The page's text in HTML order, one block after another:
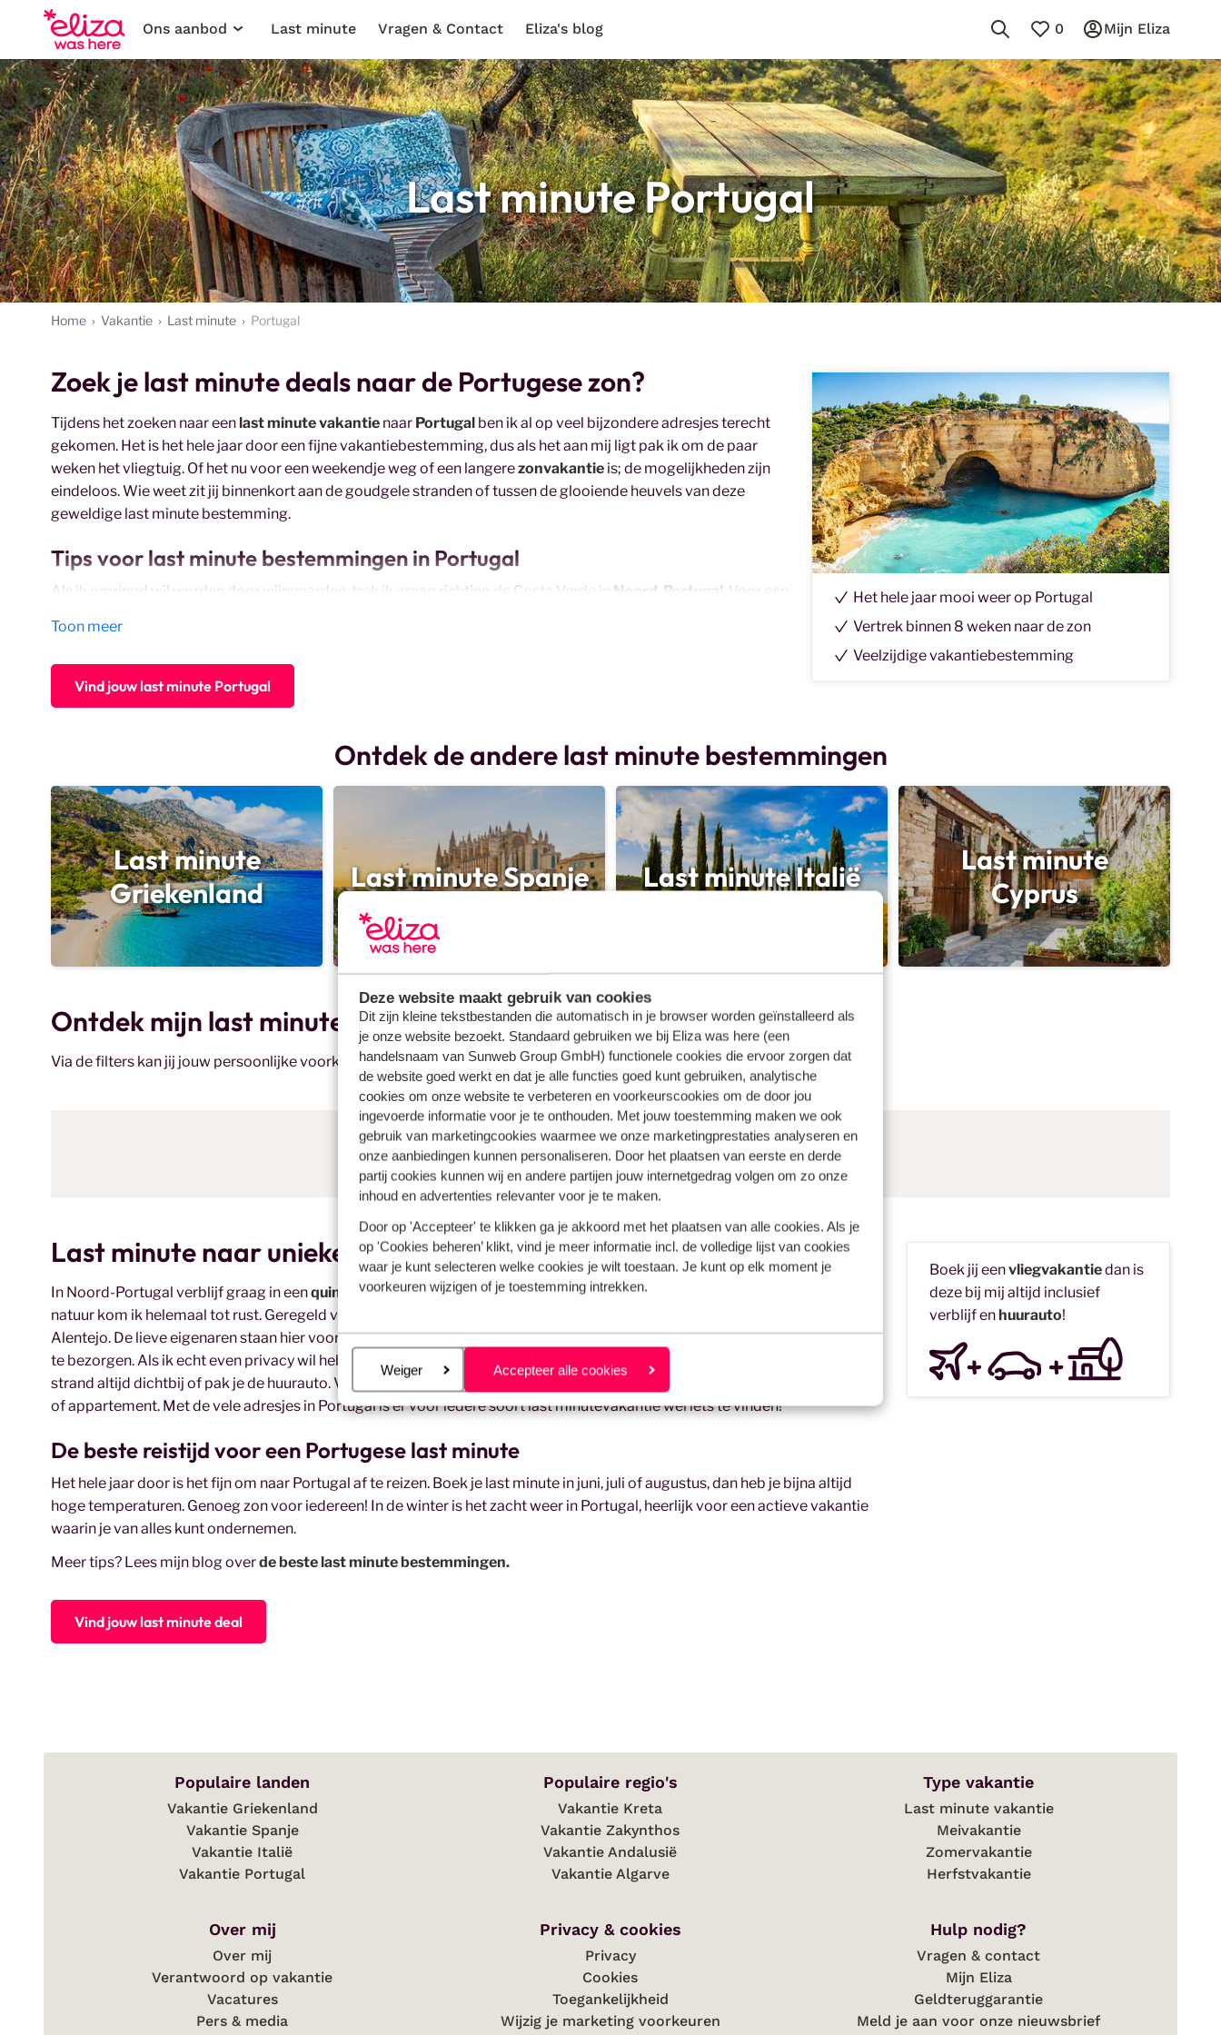
Deze website maakt gebruik van cookies
Dit zijn kleine tekstbestanden die automatisch in je browser worden geïnstalleerd als
je onze website bezoekt. Standaard gebruiken we bij Eliza was here (een
handelsnaam van Sunweb Group GmbH) functionele cookies die ervoor zorgen dat
de website goed werkt en dat je alle functies goed kunt gebruiken, analytische
cookies om onze website te verbeteren en voorkeurscookies om de door jou
ingevoerde informatie voor je te onthouden. Met jouw toestemming maken we ook
gebruik van marketingcookies waarmee we onze marketingprestaties analyseren en
onze aanbiedingen kunnen personaliseren. Door het plaatsen van eerste en derde
partij cookies kunnen wij en andere partijen jouw internetgedrag volgen om zo onze
inhoud en advertenties relevanter voor je te maken.
Door op 'Accepteer' te klikken ga je akkoord met het plaatsen van alle cookies. Als je
op 'Cookies beheren’ klikt, vind je meer informatie incl. de volledige lijst van cookies
waar je kunt selecteren welke cookies je wilt toestaan. Je kunt op elk moment je
voorkeuren wijzigen of je toestemming intrekken.
Beheren
Weiger Accepteer alle cookies
Ons aanbod
Last minute Vragen & Contact Eliza's blog 0 Mijn Eliza
Last minute Portugal
Home Vakantie Last minute Portugal
Zoek je last minute deals naar de Portugese zon?
Tijdens het zoeken naar eenlast minute vakantie naar Portugal ben ik al op veel bijzondere adresjes terecht
gekomen. Het is het hele jaar door een fijne vakantiebestemming, dus als het aan mij ligt pak ik om de paar
weken het vliegtuig. Of het nu voor een weekendje weg of een langerezonvakantie is; de mogelijkheden zijn
eindeloos. Wie weet zit jij binnenkort aan de goudgele stranden of tussen de glooiende heuvels van deze
geweldige last minute bestemming.
Tips voor last minute bestemmingen in Portugal
Als ik omringd wil worden door wijngaarden, trek ik graag richting de Costa Verde in Noord-Portugal . Voor een
grotere steden zoals Lissabon. Voor een strandvakantie is een
genieten van het eilandleven, dan ga ik voor een
en ruimte vanAlentejozeker niet vergeten. De veelzijdigheid van Portugal maakt het de ideale bestemming
Nu tijdelijk: last minute deals met €75 korting per persoon op vertrekken t/m 31 oktober 2026. Klik *hier*
om het geselecteerde aanbod te zien.
Toon meer
Vind jouw last minute Portugal
Het hele jaar mooi weer op Portugal
Vertrek binnen 8 weken naar de zon
Veelzijdige vakantiebestemming
Ontdek de andere last minute bestemmingen
Last minute
Griekenland
Last minute Spanje Last minute Italië
Last minute
Cyprus
Ontdek mijn last minutes naar Portugal
Via de filters kan jij jouw persoonlijke voorkeuren aangeven.
Last minute naar unieke verblijven in Portugal
In Noord-Portugal verblijf graag in eenquinta
, een adresje op het platteland. Ze komen in alle soorten en maten. Zo in de
natuur kom ik helemaal tot rust. Geregeld vind je tussen de groene bossen ook een gezellige
Alentejo. De lieve eigenaren staan hier voor je klaar met leuke tips en werken hard en vol trots om jou een onvergetelijke tijd
te bezorgen. Als ik echt even privacy wil hebben, kies ik voor een
vakantiehuis . Vooral aan de Algarve en op Madeira is het
strand altijd dichtbij of pak je de huurauto. Voor een luxe getaway ga ik richting Costa de Lisboa waar ik neerstrijk in een hotel
of appartement. Met de vele adresjes in Portugal is er voor iedere soort last minutevakantie wel iets te vinden!
De beste reistijd voor een Portugese last minute
Het hele jaar door is het fijn om naar Portugal af te reizen. Boek je last minute in juni, juli of augustus, dan heb je bijna altijd
hoge temperaturen. Genoeg zon voor iedereen! In de winter is het zacht weer in Portugal, heerlijk voor een actieve vakantie
waarin je van alles kunt ondernemen.
Meer tips? Lees mijn blog overde beste last minute bestemmingen.
Vind jouw last minute deal
Boek jij eenvliegvakantiedan is
deze bij mij altijd inclusief
verblijf en huurauto!
Populaire landen
Vakantie Griekenland
Vakantie Spanje
Vakantie Italië
Vakantie Portugal
Populaire regio's
Vakantie Kreta
Vakantie Zakynthos
Vakantie Andalusië
Vakantie Algarve
Type vakantie
Last minute vakantie
Meivakantie
Zomervakantie
Herfstvakantie
Over mij
Over mij
Verantwoord op vakantie
Vacatures
Pers & media
Privacy & cookies
Privacy
Cookies
Toegankelijkheid
Wijzig je marketing voorkeuren
Hulp nodig?
Vragen & contact
Mijn Eliza
Geldteruggarantie
Meld je aan voor onze nieuwsbrief